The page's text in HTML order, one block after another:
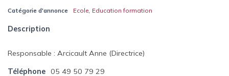
Catégorie d'annonce Ecole, Education formation
Description
Responsable : Arcicault Anne (Directrice)
Téléphone 05 49 50 79 29